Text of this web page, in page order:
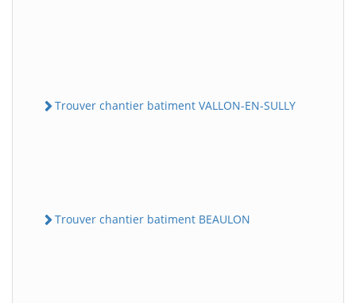
Trouver chantier batiment VALLON-EN-SULLY
Trouver chantier batiment BEAULON